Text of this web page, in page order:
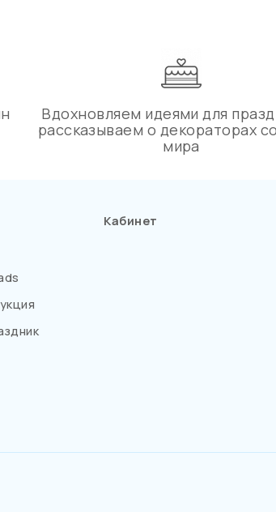
Вдохновляем идеями для
рассказываем о декораторах
мира
Кабинет